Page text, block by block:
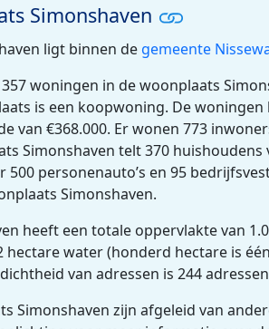
Simonshaven
ligt binnen de gemeente
woningen in de woonplaats
is een koopwoning. De woningen
van €368.000. Er wonen 773
Simonshaven telt 370 huishoudens
500 personenauto’s en 95
Simonshaven.
heeft een totale oppervlakte van
hectare water (honderd hectare is
van adressen is 244
Simonshaven zijn afgeleid van